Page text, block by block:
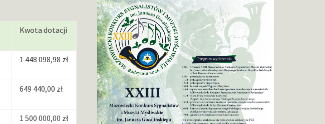
Kwota dotacji
1 448 098,98 zł
649 440,00 zł
1 500 000,00 zł